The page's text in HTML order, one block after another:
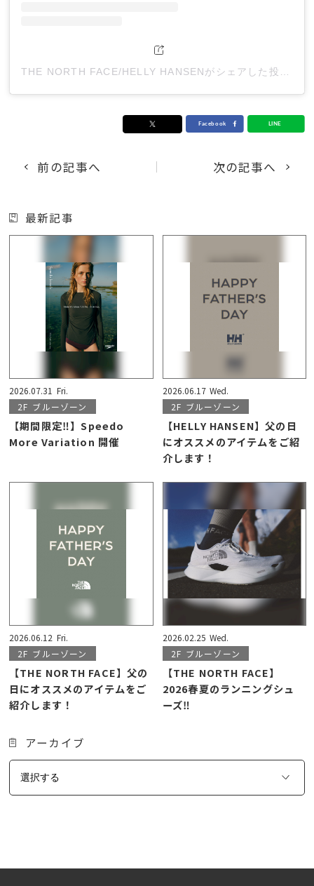
前の記事へ 次の記事へ
最新記事
2026.07.31 Fri.
2F ブルーゾーン
【期間限定‼】Speedo
More Variation 開催
2026.06.17 Wed.
2F ブルーゾーン
【HELLY HANSEN】父の日
にオススメのアイテムをご紹
介します！
2026.06.12 Fri.
2F ブルーゾーン
【THE NORTH FACE】父の
日にオススメのアイテムをご
紹介します！
2026.02.25 Wed.
2F ブルーゾーン
【THE NORTH FACE】
2026春夏のランニングシュ
ーズ‼
アーカイブ